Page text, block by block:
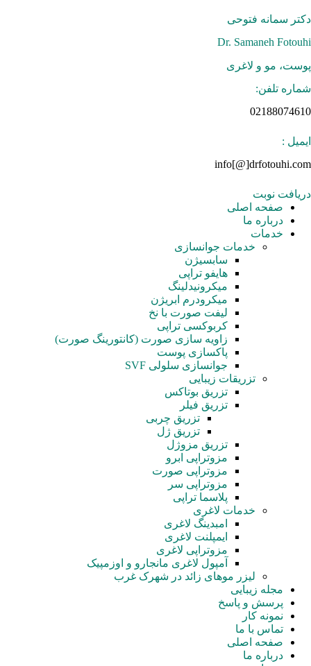
به
دکتر سمانه فتوحی
Dr. Samaneh Fotouhi
پوست، مو و لاغری
شماره تلفن:
02188074610
ایمیل :
info[@]drfotouhi.com
دریافت نوبت
صفحه اصلی
درباره ما
خدمات
خدمات جوانسازی
سابسیژن
هایفو تراپی
میکرونیدلینگ
میکرودرم ابریژن
لیفت صورت با نخ
کربوکسی تراپی
زاویه سازی صورت (کانتورینگ صورت)
پاکسازی پوست
جوانسازی سلولی SVF
تزریقات زیبایی
تزریق بوتاکس
تزریق فیلر
تزریق چربی
تزریق ژل
تزریق مزوژل
مزوتراپی ابرو
مزوتراپی صورت
مزوتراپی سر
پلاسما تراپی
خدمات لاغری
امبدینگ لاغری
ایمپلنت لاغری
مزوتراپی لاغری
آمپول‌ لاغری مانجارو و اوزمپیک
لیزر موهای زائد در شهرک غرب
مجله زیبایی
پرسش و پاسخ
نمونه کار
تماس با ما
صفحه اصلی
درباره ما